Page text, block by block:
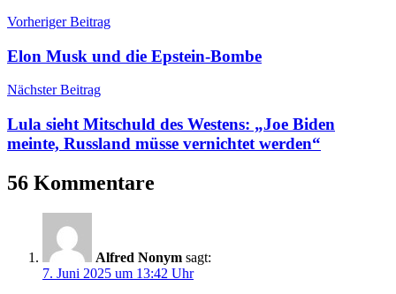
Beitragsnavigation
Vorheriger Beitrag
Elon Musk und die Epstein-Bombe
Nächster Beitrag
Lula sieht Mitschuld des Westens: „Joe Biden
meinte, Russland müsse vernichtet werden“
56 Kommentare
Alfred Nonym sagt:
7. Juni 2025 um 13:42 Uhr